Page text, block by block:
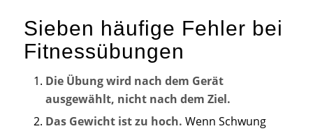
Sieben häufige Fehler bei
Fitnessübungen
Die Übung wird nach dem Gerät
ausgewählt, nicht nach dem Ziel.
Das Gewicht ist zu hoch. Wenn Schwung